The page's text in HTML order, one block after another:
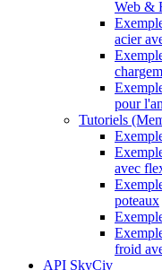
Web &
acier
pour
Tutoriels
avec
poteaux
froid
API SkyCiv